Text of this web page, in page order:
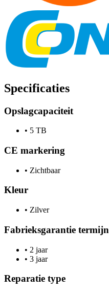
Specificaties
Opslagcapaciteit
• 5 TB
CE markering
• Zichtbaar
Kleur
• Zilver
Fabrieksgarantie termijn
• 2 jaar
• 3 jaar
Reparatie type